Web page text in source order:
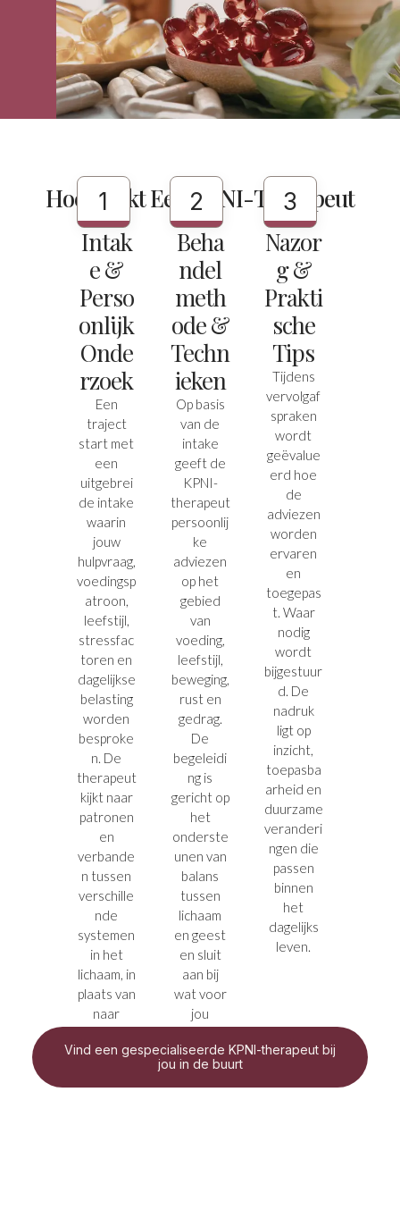
Hoe Werkt Een KPNI-Therapeut
1
Intak
E &
Perso
Onlijk
Onde
Rzoek
Een
traject
start met
een
uitgebrei
de intake
waarin
jouw
hulpvraag,
voedingsp
atroon,
leefstijl,
stressfac
toren en
dagelijkse
belasting
worden
besproke
n. De
therapeut
kijkt naar
patronen
en
verbande
n tussen
verschille
nde
systemen
in het
lichaam, in
plaats van
naar
klachten.
2
Beha
Ndel
Meth
Ode &
Techn
Ieken
Op basis
van de
intake
geeft de
KPNI-
therapeut
persoonlij
ke
adviezen
op het
gebied
van
voeding,
leefstijl,
beweging,
rust en
gedrag.
De
begeleidi
ng is
gericht op
het
onderste
unen van
balans
tussen
lichaam
en geest
en sluit
aan bij
wat voor
jou
is.
3
Nazor
G &
Prakti
Sche
Tips
Tijdens
vervolgaf
spraken
wordt
geëvalue
erd hoe
de
adviezen
worden
ervaren
en
toegepas
t. Waar
nodig
wordt
bijgestuur
d. De
nadruk
ligt op
inzicht,
toepasba
arheid en
duurzame
veranderi
ngen die
passen
binnen
het
dagelijks
leven.
Vind een gespecialiseerde KPNI-therapeut bij
jou in de buurt